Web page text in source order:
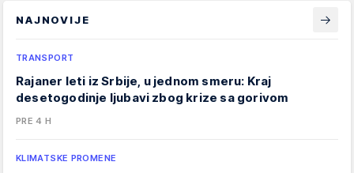
NAJNOVIJE
TRANSPORT
Rajaner leti iz Srbije, u jednom smeru: Kraj
desetogodinje ljubavi zbog krize sa gorivom
PRE 4 H
KLIMATSKE PROMENE